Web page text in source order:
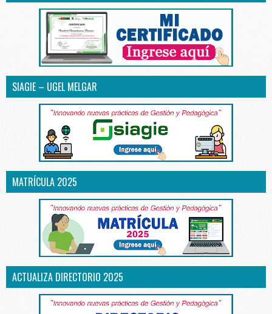
SIAGIE – UGEL MELGAR
MATRÍCULA 2025
ACTUALIZA DIRECTORIO 2025